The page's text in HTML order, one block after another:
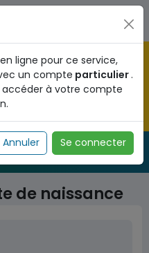
pour le programme
biométrique et
Unique (NIU) en
de naissance
ligne pour ce service,
un compte particulier.
accéder à votre compte
Annuler Se connecter